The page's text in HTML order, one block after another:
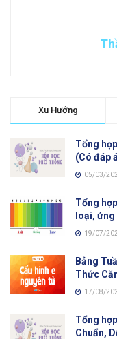
Xu Hướng
Tổng
(Có đáp
05/03/
Tổng
loại, ứng
19/07/
Bảng
Thức
17/08/
Tổng
Chuẩn,